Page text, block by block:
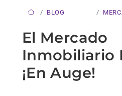
BLOG
El Mercado
Inmobiliario
¡En Auge!